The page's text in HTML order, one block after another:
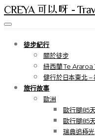
CREYA 可以呀 -
徒步紀行
關於徒步
紐西蘭 Te Araroa
健行於日本東北 –
旅行故事
歐洲
歐行腿85
歐行腿85
瑞典追極光